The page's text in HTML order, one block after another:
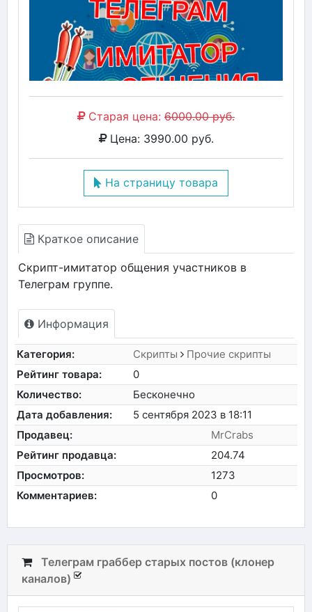
Старая цена: 6000.00 руб.
Цена: 3990.00 руб.
На страницу товара
Краткое описание
Скрипт-имитатор общения участников в
Телеграм группе.
Информация
Категория: Скрипты
Прочие скрипты
Рейтинг товара:
0
Количество:
Бесконечно
Дата добавления:
5 сентября 2023 в 18:11
Продавец:
MrCrabs
Рейтинг продавца:
204.74
Просмотров:
1273
Комментариев:
0
Телеграм граббер старых постов (клонер
каналов)